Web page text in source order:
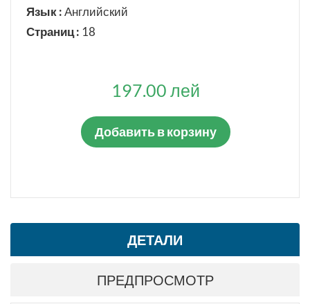
Язык :Английский
Страниц : 18
197.00 лей
Добавить в корзину
ДЕТАЛИ
ПРЕДПРОСМОТР